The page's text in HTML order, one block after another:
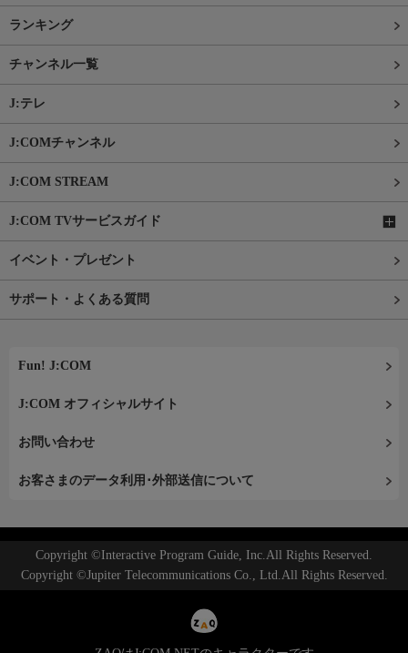
ランキング
チャンネル一覧
J:テレ
J:COMチャンネル
J:COM STREAM
J:COM TVサービスガイド
イベント・プレゼント
サポート・よくある質問
Fun! J:COM
J:COM オフィシャルサイト
お問い合わせ
お客さまのデータ利用･外部送信について
Copyright ©Interactive Program Guide, Inc.All Rights Reserved.
Copyright ©Jupiter Telecommunications Co., Ltd.All Rights Reserved.